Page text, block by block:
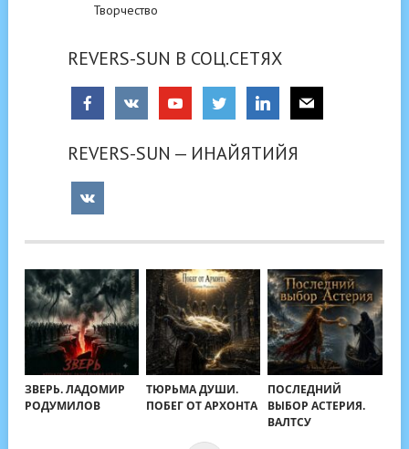
Творчество
REVERS-SUN В СОЦ.СЕТЯХ
REVERS-SUN — ИНАЙЯТИЙЯ
ЗВЕРЬ. ЛАДОМИР
РОДУМИЛОВ
ТЮРЬМА ДУШИ.
ПОБЕГ ОТ АРХОНТА
ПОСЛЕДНИЙ
ВЫБОР АСТЕРИЯ.
ВАЛТСУ